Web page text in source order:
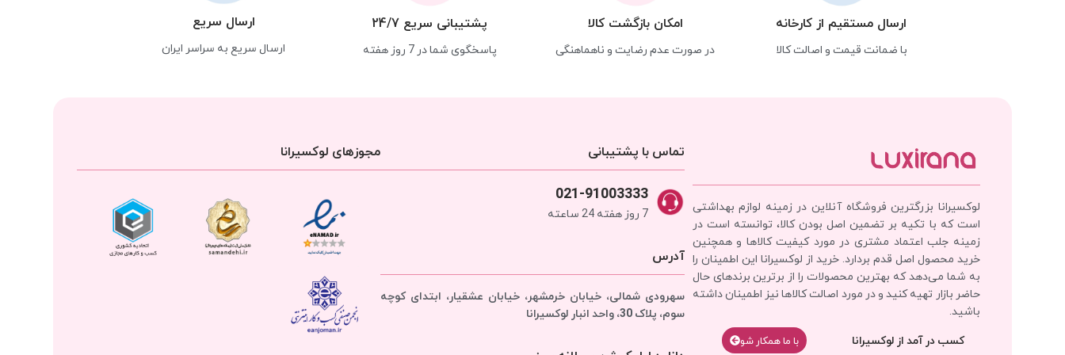
ارسال مستقیم از کارخانه
با ضمانت قیمت و اصالت کالا
امکان بازگشت کالا
در صورت عدم رضایت و ناهماهنگی
پشتیبانی سریع 24/7
پاسخگوی شما در 7 روز هفته
ارسال سریع
ارسال سریع به سراسر ایران
لوکسیرانا بزرگترین فروشگاه آنلاین در زمینه لوازم بهداشتی
است که با تکیه بر تضمین اصل بودن کالا، توانسته است در
زمینه جلب اعتماد مشتری در مورد کیفیت کالاها و همچنین
خرید محصول اصل قدم بردارد. خرید از لوکسیرانا این اطمینان را
به شما می‌دهد که بهترین محصولات را از برترین برندهای حال
حاضر بازار تهیه کنید و در مورد اصالت کالاها نیز اطمینان داشته
باشید.
کسب در آمد از لوکسیرانا با‌‌ ما همکار شو
تماس با پشتیبانی
021-91003333
7 روز هفته 24 ساعته
آدرس
سهرودی شمالی، خیابان خرمشهر، خیابان عشقیار، ابتدای کوچه
سوم، پلاک 30، واحد انبار
لوکسیرانا
مجوزهای لوکسیرانا